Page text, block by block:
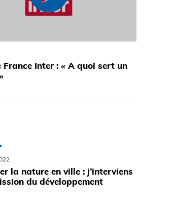
France Inter : « A quoi sert un
la nature en ville : j’interviens
du développement